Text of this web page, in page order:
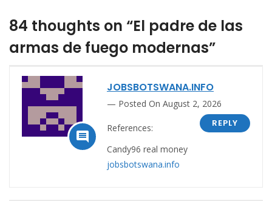
84 thoughts on “El padre de las
armas de fuego modernas”

JOBSBOTSWANA.INFO
Posted On August 2, 2026
REPLY
References:
Candy96 real money
jobsbotswana.info